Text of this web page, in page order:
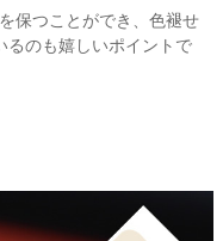
保つことができ、色褪せ
るのも嬉しいポイントで